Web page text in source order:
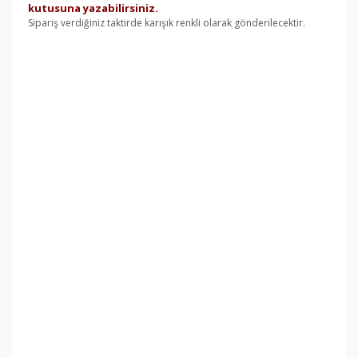
kutusuna yazabilirsiniz.
Sipariş verdiğiniz taktirde karışık renkli olarak gönderilecektir.